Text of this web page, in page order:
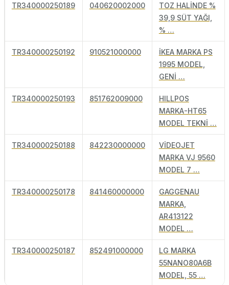
TR340000250189 040620002000
TOZ HALİNDE %
39,9 SÜT YAĞI,
% …
TR340000250192 910521000000
İKEA MARKA PS
1995 MODEL,
GENİ …
TR340000250193 851762009000
HILLPOS
MARKA-HT65
MODEL TEKNİ …
TR340000250188 842230000000
VİDEOJET
MARKA VJ 9560
MODEL 7 …
TR340000250178 841460000000
GAGGENAU
MARKA,
AR413122
MODEL …
TR340000250187 852491000000
LG MARKA
55NANO80A6B
MODEL, 55 …